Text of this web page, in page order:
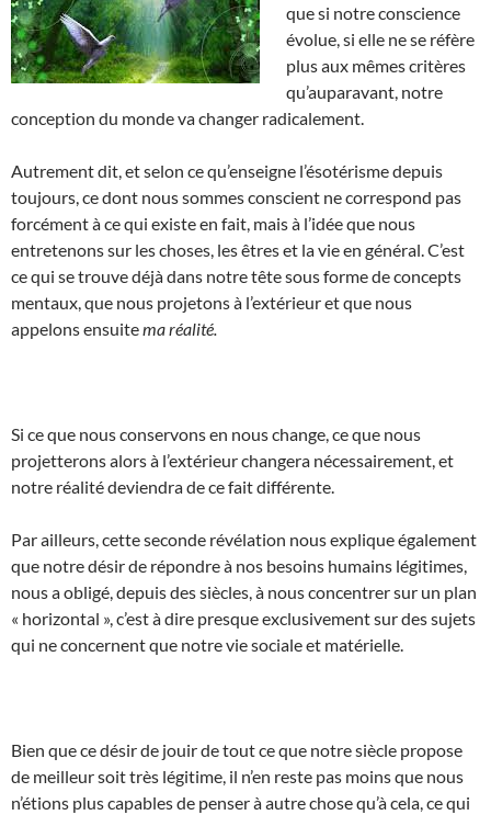
que si notre conscience
évolue, si elle ne se réfère
plus aux mêmes critères
qu’auparavant, notre
conception du monde va changer radicalement.
Autrement dit, et selon ce qu’enseigne l’ésotérisme depuis
toujours, ce dont nous sommes conscient ne correspond pas
forcément à ce qui existe en fait, mais à l’idée que nous
entretenons sur les choses, les êtres et la vie en général. C’est
ce qui se trouve déjà dans notre tête sous forme de concepts
mentaux, que nous projetons à l’extérieur et que nous
appelons ensuitema réalité.
Si ce que nous conservons en nous change, ce que nous
projetterons alors à l’extérieur changera nécessairement, et
notre réalité deviendra de ce fait différente.
Par ailleurs, cette seconde révélation nous explique également
que notre désir de répondre à nos besoins humains légitimes,
nous a obligé, depuis des siècles, à nous concentrer sur un plan
« horizontal », c’est à dire presque exclusivement sur des sujets
qui ne concernent que notre vie sociale et matérielle.
Bien que ce désir de jouir de tout ce que notre siècle propose
de meilleur soit très légitime, il n’en reste pas moins que nous
n’étions plus capables de penser à autre chose qu’à cela, ce qui